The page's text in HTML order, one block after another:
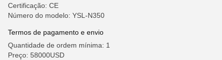
Certificação: CE
Número do modelo: YSL-N350
Termos de pagamento e envio
Quantidade de ordem mínima: 1
Preço: 58000USD